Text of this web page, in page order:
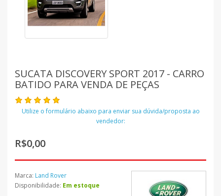
SUCATA DISCOVERY SPORT 2017 - CARRO
BATIDO PARA VENDA DE PEÇAS
Utilize o formulário abaixo para enviar sua dúvida/proposta ao
vendedor:
R$0,00
Marca: Land Rover
Disponibilidade: Em estoque